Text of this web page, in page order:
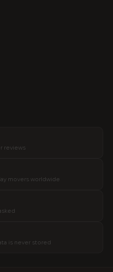
reviews
movers worldwide
is never stored